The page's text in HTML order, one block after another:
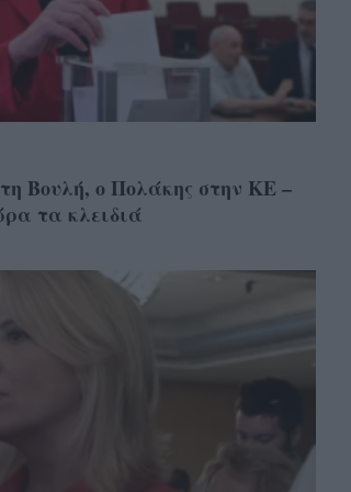
Βουλή, ο Πολάκης στην ΚΕ –
τα κλειδιά